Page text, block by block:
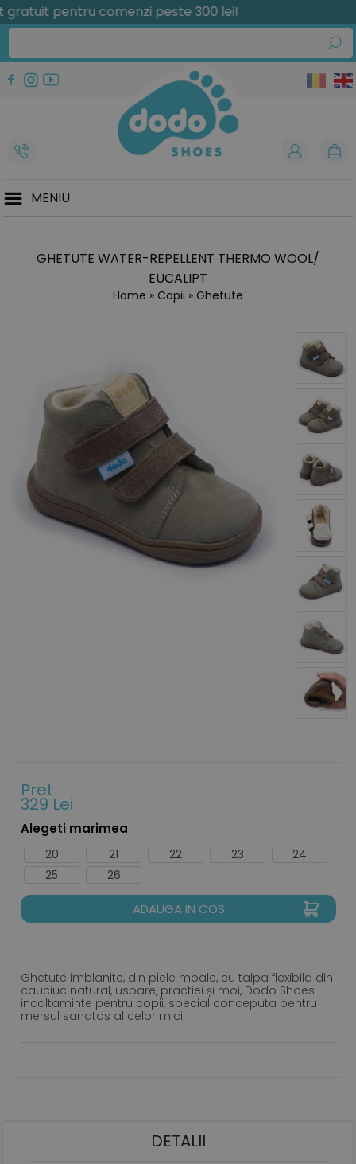
pentru comenzi peste 300 lei!
MENIU
GHETUTE WATER-REPELLENT THERMO WOOL/
EUCALIPT
Home » Copii » Ghetute
Pret
329 Lei
Alegeti marimea
20 21 22 23
24
25
26
ADAUGA IN COS
Ghetute imblanite, din piele moale, cu talpa flexibila din
cauciuc natural, usoare, practiei și moi, Dodo Shoes -
incaltaminte pentru copii, special conceputa pentru
mersul sanatos al celor mici.
DETALII